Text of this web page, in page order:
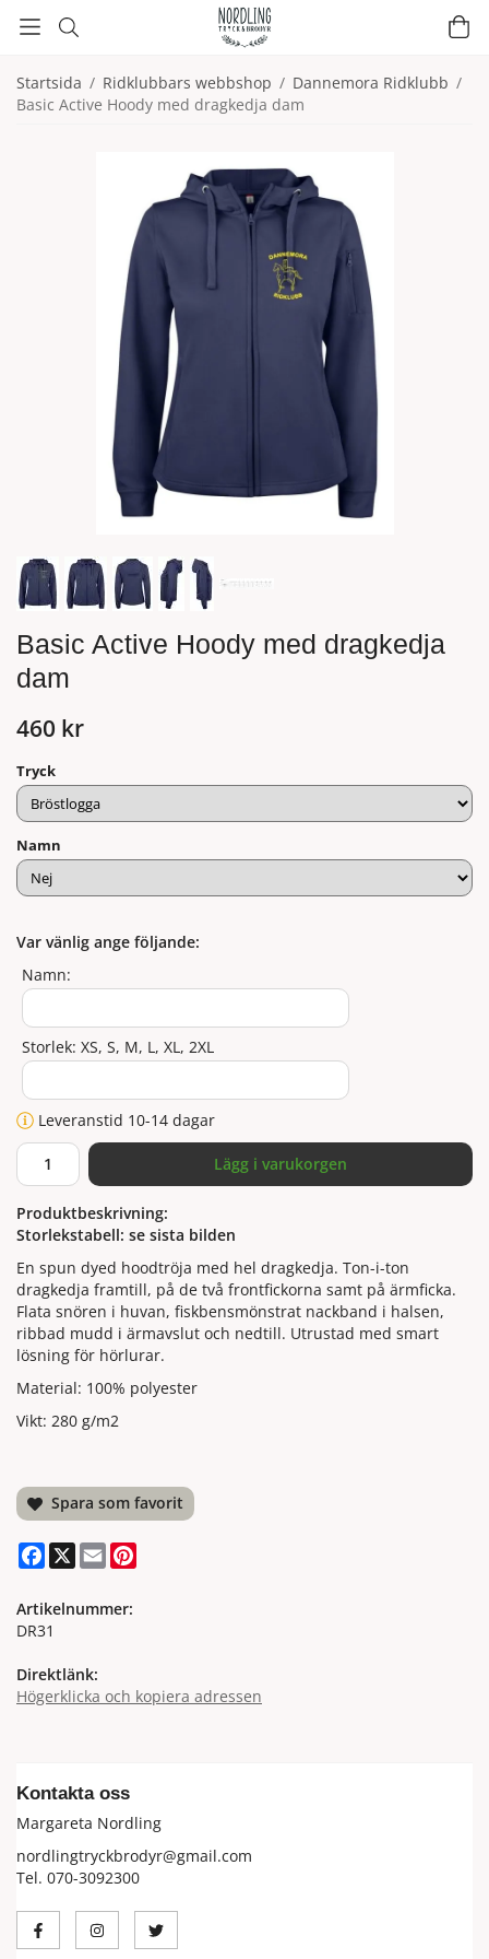
Startsida / Ridklubbars webbshop / Dannemora Ridklubb /
Basic Active Hoody med dragkedja dam
Basic Active Hoody med dragkedja
dam
460 kr
Tryck
Namn
Var vänlig ange följande:
Namn:
Storlek: XS, S, M, L, XL, 2XL
Leveranstid 10-14 dagar
Lägg i varukorgen
Produktbeskrivning:
Storlekstabell: se sista bilden
En spun dyed hoodtröja med hel dragkedja. Ton-i-ton
dragkedja framtill, på de två frontfickorna samt på ärmficka.
Flata snören i huvan, fiskbensmönstrat nackband i halsen,
ribbad mudd i ärmavslut och nedtill. Utrustad med smart
lösning för hörlurar.
Material: 100% polyester
Vikt: 280 g/m2
Spara som favorit
Facebook
X Email
Artikelnummer:
DR31
Direktlänk:
Högerklicka och kopiera adressen
Kontakta oss
Margareta Nordling
nordlingtryckbrodyr@gmail.com
Tel. 070-3092300